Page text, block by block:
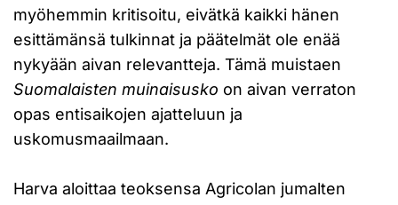
myöhemmin kritisoitu, eivätkä kaikki hänen
esittämänsä tulkinnat ja päätelmät ole enää
nykyään aivan relevantteja. Tämä muistaen
Suomalaisten muinaisusko on aivan verraton
opas entisaikojen ajatteluun ja
uskomusmaailmaan.
Harva aloittaa teoksensa Agricolan jumalten